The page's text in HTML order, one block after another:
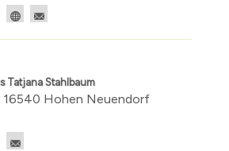
Tatjana Stahlbaum
16540 Hohen Neuendorf